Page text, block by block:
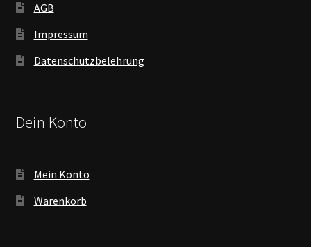
AGB
Impressum
Datenschutzbelehrung
Dein Konto
Mein Konto
Warenkorb